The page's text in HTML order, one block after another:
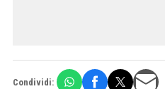
Condividi: